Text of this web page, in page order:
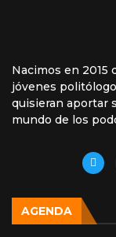
Nacimos en 2015
jóvenes
quisieran aportar
mundo de los
AGENDA